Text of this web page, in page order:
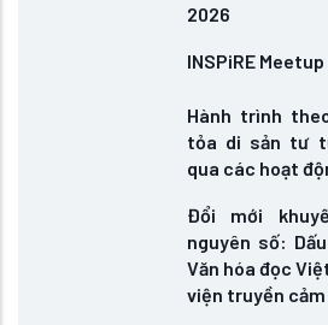
2026
INSPiRE
Hành trình
tỏa di sản tư
qua các hoạt
Đổi mới
nguyên số:
Văn hóa đọc
viện truyền cảm